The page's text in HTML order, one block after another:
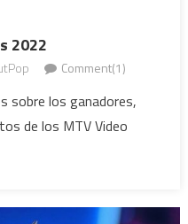
2022
Comment(1)
sobre los ganadores,
de los MTV Video